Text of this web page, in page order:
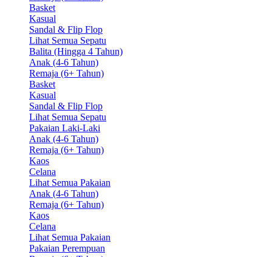
Basket
Kasual
Sandal & Flip Flop
Lihat Semua Sepatu
Balita (Hingga 4 Tahun)
Anak (4-6 Tahun)
Remaja (6+ Tahun)
Basket
Kasual
Sandal & Flip Flop
Lihat Semua Sepatu
Pakaian Laki-Laki
Anak (4-6 Tahun)
Remaja (6+ Tahun)
Kaos
Celana
Lihat Semua Pakaian
Anak (4-6 Tahun)
Remaja (6+ Tahun)
Kaos
Celana
Lihat Semua Pakaian
Pakaian Perempuan